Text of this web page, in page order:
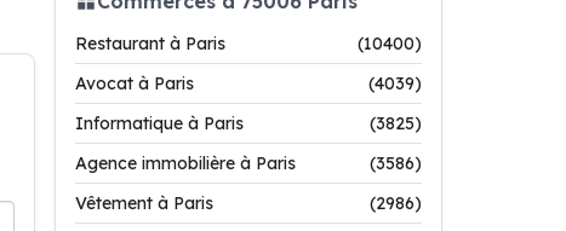
Restaurant à Paris
(10400)
Avocat à Paris
(4039)
Informatique à Paris
(3825)
Agence immobilière à Paris
(3586)
Vêtement à Paris
(2986)